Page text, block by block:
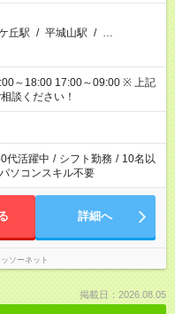
丘駅 / 平城山駅 / …
18:00 17:00～09:00 ※ 上記
談ください！
代活躍中 / シフト勤務 / 10名以
パソコンスキル不要
詳細へ
ソーネット
掲載日：2026.08.05